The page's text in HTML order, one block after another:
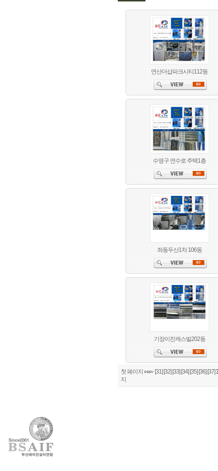
연산더샵파크시티112동
수영구 연수로 주택1층
좌동두산1차 106동
기장이진캐스빌202동
첫 페이지 [31] [32] [33] [34] [35] [36] [37]
지